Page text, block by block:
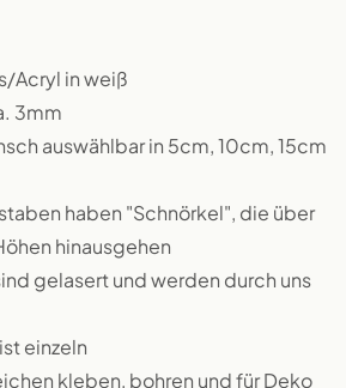
Acryl in weiß
3mm
auswählbar in 5cm, 10cm, 15cm
haben "Schnörkel", die über
hinausgehen
gelasert und werden durch uns
einzeln
kleben, bohren und für Deko